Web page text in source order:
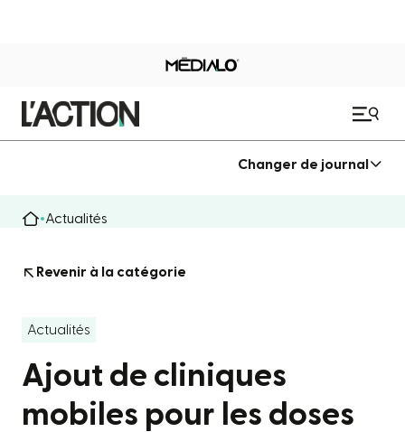
Changer de journal
Actualités
Revenir à la catégorie
Actualités
Ajout de cliniques
mobiles pour les doses